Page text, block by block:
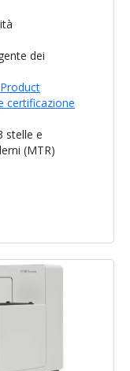
dei
certificazione
stelle e
(MTR)